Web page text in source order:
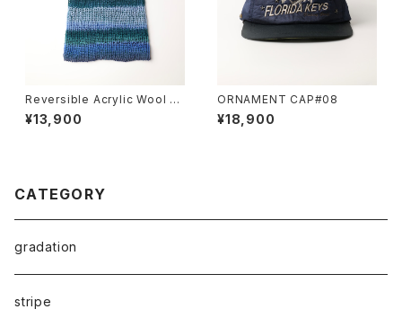
Reversible Acrylic Wool B
eanie
¥13,900
ORNAMENT CAP#08
¥18,900
CATEGORY
gradation
stripe